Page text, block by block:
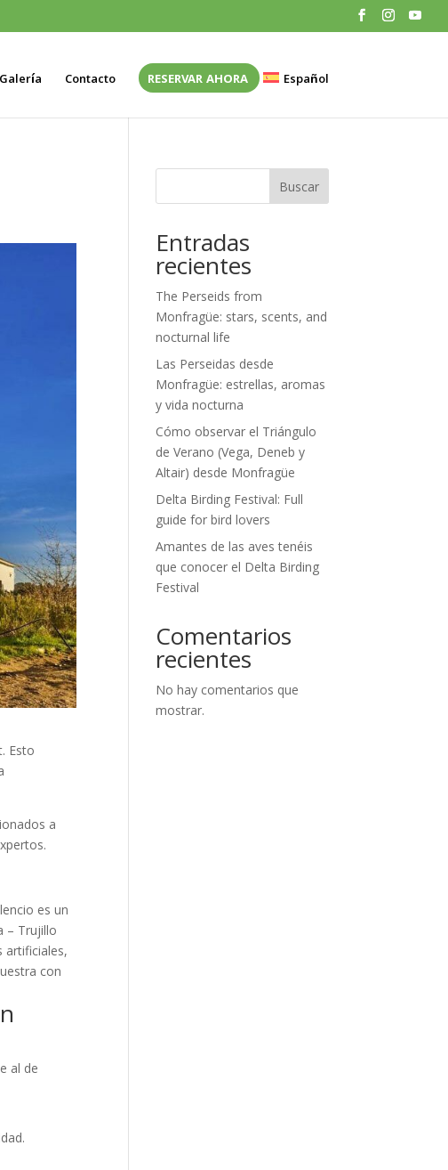
Galería Contacto RESERVAR AHORA Español
Esto
a
es un
– Trujillo
artificiales,
con
al de
Buscar
Entradas
recientes
The Perseids from
Monfragüe: stars, scents, and
nocturnal life
Las Perseidas desde
Monfragüe: estrellas, aromas
y vida nocturna
Cómo observar el Triángulo
de Verano (Vega, Deneb y
Altair) desde Monfragüe
Delta Birding Festival: Full
guide for bird lovers
Amantes de las aves tenéis
que conocer el Delta Birding
Festival
Comentarios
recientes
No hay comentarios que
mostrar.